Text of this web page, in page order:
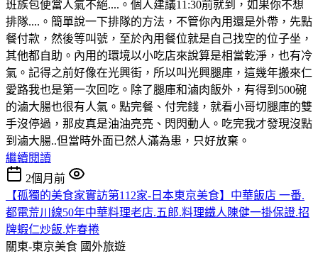
班族包便當人氣不絕....。個人建議11:30前就到，如果你不想
排隊....。簡單說一下排隊的方法，不管你內用還是外帶，先點
餐付款，然後等叫號，至於內用餐位就是自己找空的位子坐，
其他都自助。內用的環境以小吃店來說算是相當乾淨，也有冷
氣。記得之前好像在光興街，所以叫光興腿庫，這幾年搬來仁
愛路我也是第一次回吃。除了腿庫和滷肉飯外，有得到500碗
的滷大腸也很有人氣。點完餐、付完錢，就看小哥切腿庫的雙
手沒停過，那皮真是油油亮亮、閃閃動人。吃完我才發現沒點
到滷大腸..但當時外面已然人滿為患，只好放棄。
繼續閱讀
2個月前
【孤獨的美食家實訪第112家-日本東京美食】中華飯店 一番.
都電荒川線50年中華料理老店.五郎.料理鐵人陳健一掛保證.招
牌蝦仁炒飯.炸春捲
關東-東京美食 國外旅遊